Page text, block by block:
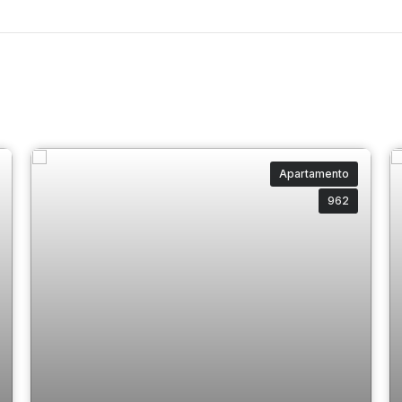
luxo Balneário Camboriú, apartamento para investir
Apartamento
962